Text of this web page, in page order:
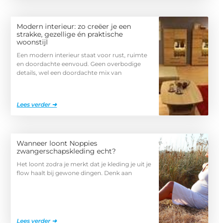
Modern interieur: zo creëer je een
strakke, gezellige én praktische
woonstijl
Een modern interieur staat voor rust, ruimte
en doordachte eenvoud. Geen overbodige
details, wel een doordachte mix van
Lees verder ➜
Wanneer loont Noppies
zwangerschapskleding echt?
Het loont zodra je merkt dat je kleding je uit je
flow haalt bij gewone dingen. Denk aan
Lees verder ➜